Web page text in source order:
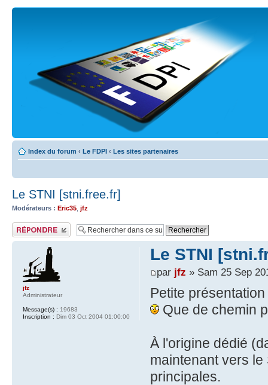
Index du forum ‹ Le FDPI ‹ Les sites partenaires
Le STNI [stni.free.fr]
Modérateurs : Eric35 jfz
Publier une réponse
Le STNI
par jfz » Sam 25 Sep
Petite
Que de chemin
À l'origine dédié
maintenant vers
principales.
jfz
Administrateur
Message(s) : 19683
Inscription : Dim 03 Oct 2004 01:00:00